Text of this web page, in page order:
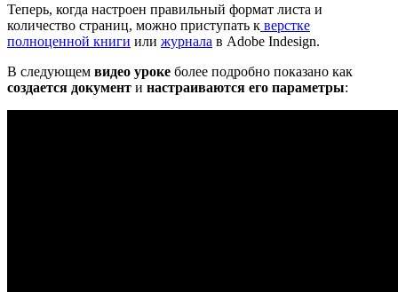
Теперь, когда настроен правильный формат листа и
количество страниц, можно приступать к верстке
полноценной книги или журнала в Adobe Indesign.
В следующем видео уроке более подробно показано как
создается документ и настраиваются его параметры: